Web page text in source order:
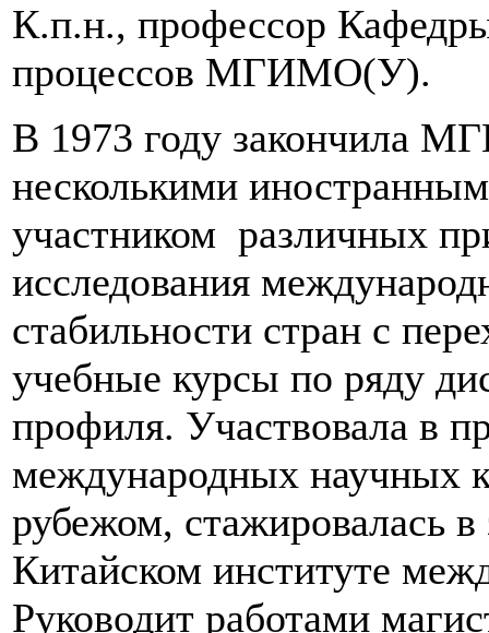
К.п.н., профессор
процессов МГИМО(У).
В 1973 году закончила
несколькими
участником различных
исследования
стабильности стран с
учебные курсы по ряду
профиля. Участвовала в
международных научных
рубежом, стажировалась в
Китайском институте
Руководит работами